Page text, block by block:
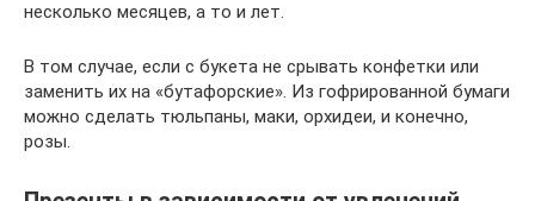
несколько месяцев, а то и лет.
В том случае, если с букета не срывать конфетки или
заменить их на «бутафорские». Из гофрированной бумаги
можно сделать тюльпаны, маки, орхидеи, и конечно,
розы.